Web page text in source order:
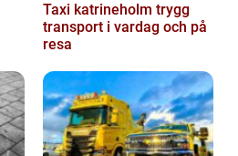
Taxi katrineholm trygg
transport i vardag och på
resa